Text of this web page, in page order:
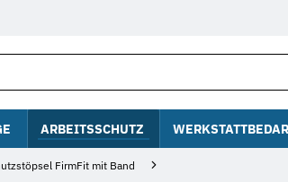
ARBEITSSCHUTZ
FirmFit mit Band